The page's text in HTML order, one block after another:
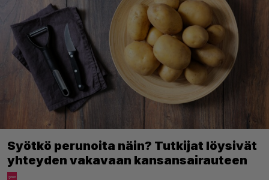
Syötkö perunoita näin? Tutkijat löysivät
yhteyden vakavaan kansansairauteen